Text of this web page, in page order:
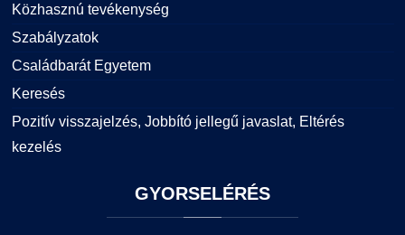
Közhasznú tevékenység
Szabályzatok
Családbarát Egyetem
Keresés
Pozitív visszajelzés, Jobbító jellegű javaslat, Eltérés
kezelés
GYORSELÉRÉS